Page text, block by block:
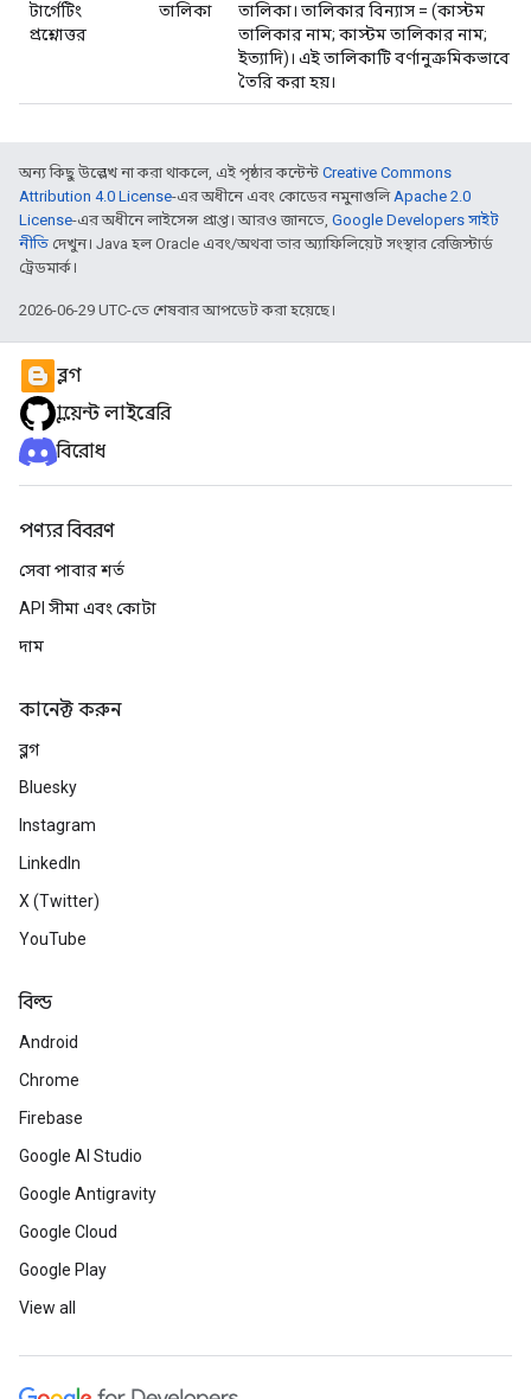
টার্গেটিং
প্রশ্নোত্তর
তালিকা
তালিকা। তালিকার বিন্যাস = (কাস্টম
তালিকার নাম; কাস্টম তালিকার নাম;
ইত্যাদি)। এই তালিকাটি বর্ণানুক্রমিকভাবে
তৈরি করা হয়।
অন্য কিছু উল্লেখ না করা থাকলে, এই পৃষ্ঠার কন্টেন্ট Creative Commons
Attribution 4.0 License-এর অধীনে এবং কোডের নমুনাগুলিApache 2.0
License-এর অধীনে লাইসেন্স প্রাপ্ত। আরও জানতে, Google Developers সাইট
নীতি দেখুন। Java হল Oracle এবং/অথবা তার অ্যাফিলিয়েট সংস্থার রেজিস্টার্ড
ট্রেডমার্ক।
2026-06-29 UTC-তে শেষবার আপডেট করা হয়েছে।
ব্লগ
ক্লায়েন্ট লাইব্রেরি
বিরোধ
পণ্যর বিবরণ
সেবা পাবার শর্ত
API সীমা এবং কোটা
দাম
কানেক্ট করুন
ব্লগ
Bluesky
Instagram
LinkedIn
X (Twitter)
YouTube
বিল্ড
Android
Chrome
Firebase
Google AI Studio
Google Antigravity
Google Cloud
Google Play
View all